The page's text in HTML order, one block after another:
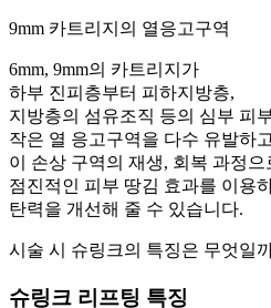
9mm 카트리지의 열응고구역
6mm, 9mm의 카트리지가
하부 진피층부터 피하지방층,
지방층의 섬유조직 등의 심부 피
작은 열 응고구역을 다수 유발하
이 손상 구역의 재생, 회복 과정으
점진적인 피부 땅김 효과를 이용
탄력을 개선해 줄 수 있습니다.
시술 시 슈링크의 특징은 무엇일
슈링크 리프팅 특징